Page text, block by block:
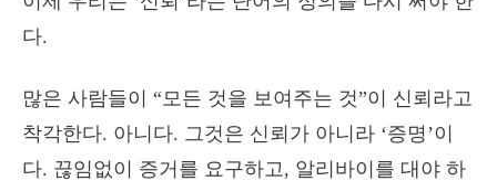
다.
많은 사람들이 “모든 것을 보여주는 것”이 신뢰라고
착각한다. 아니다. 그것은 신뢰가 아니라 ‘증명’이
다. 끊임없이 증거를 요구하고, 알리바이를 대야 하